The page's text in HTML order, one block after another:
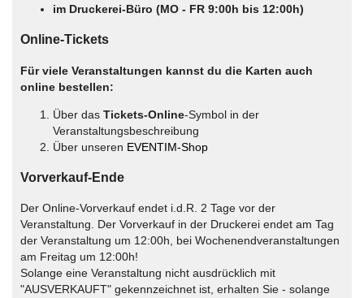
im Druckerei-Büro (MO - FR 9:00h bis 12:00h)
Online-Tickets
Für viele Veranstaltungen kannst du die Karten auch
online bestellen:
Über das Tickets-Online-Symbol in der
Veranstaltungsbeschreibung
Über unseren EVENTIM-Shop
Vorverkauf-Ende
Der Online-Vorverkauf endet i.d.R. 2 Tage vor der
Veranstaltung. Der Vorverkauf in der Druckerei endet am Tag
der Veranstaltung um 12:00h, bei Wochenendveranstaltungen
am Freitag um 12:00h!
Solange eine Veranstaltung nicht ausdrücklich mit
"AUSVERKAUFT" gekennzeichnet ist, erhalten Sie - solange